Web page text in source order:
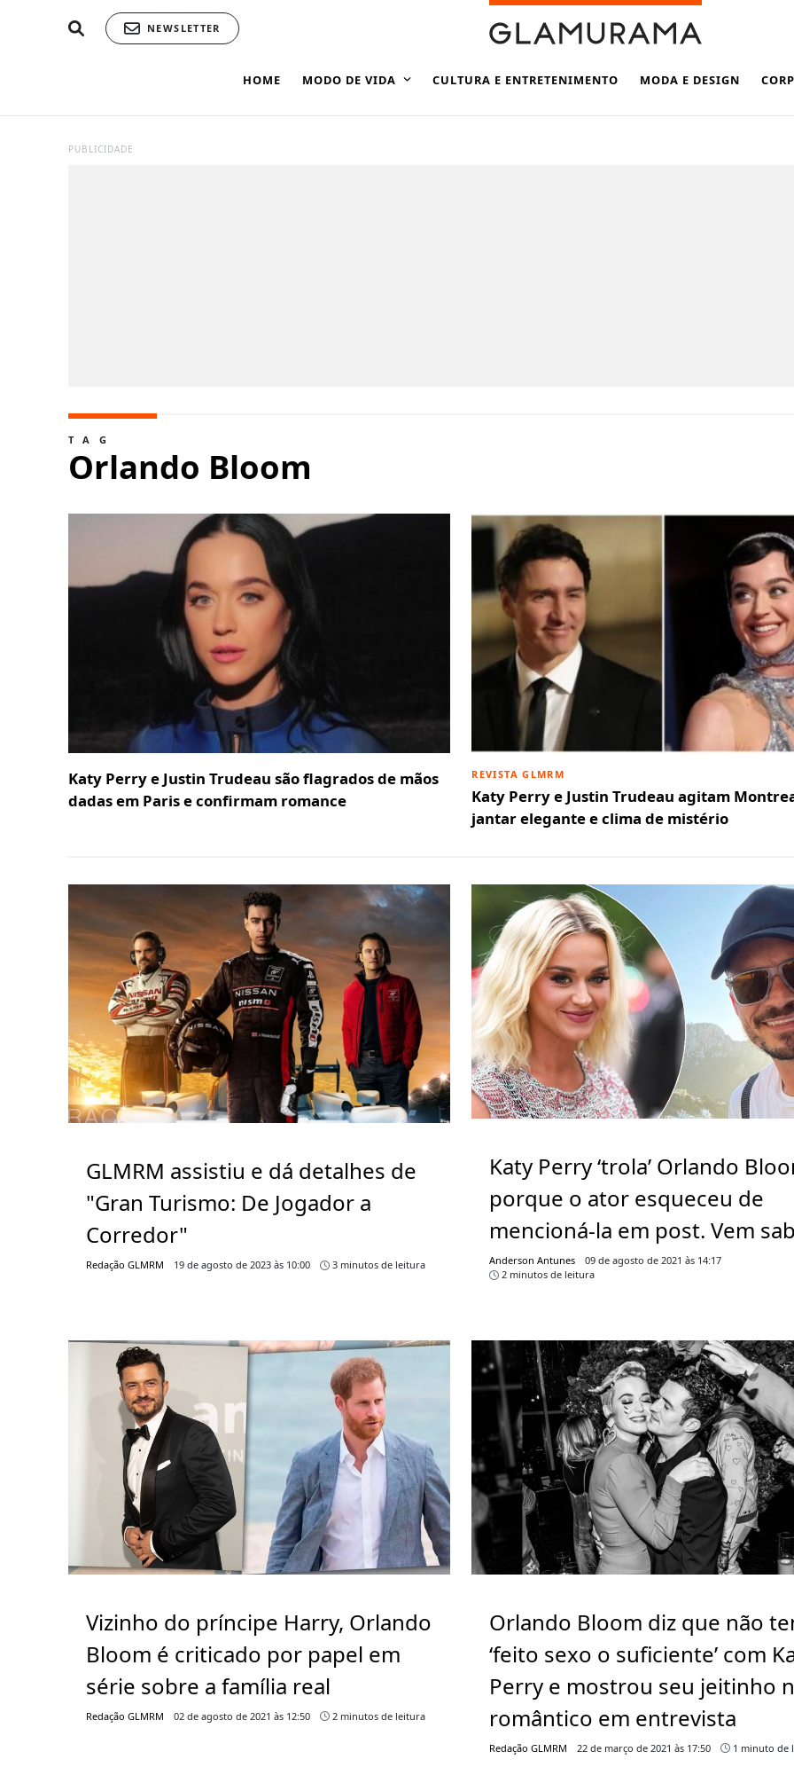
NEWSLETTER
HOME MODO DE VIDA CULTURA E ENTRETENIMENTO MODA E DESIGN
PUBLICIDADE
TAG
Orlando Bloom
Katy Perry e Justin Trudeau são flagrados de mãos
dadas em Paris e confirmam romance
REVISTA GLMRM
Katy Perry e Justin Trudeau agitam
jantar elegante e clima de mistério
GLMRM assistiu e dá detalhes de
"Gran Turismo: De Jogador a
Corredor"
Redação GLMRM 19 de agosto de 2023 às 10:00 3 minutos de leitura
Katy Perry ‘trola’ Orlando
porque o ator esqueceu de
mencioná-la em post. Vem
Anderson Antunes
09 de agosto de 2021 às 14:17
2 minutos de leitura
Vizinho do príncipe Harry, Orlando
Bloom é criticado por papel em
série sobre a família real
Redação GLMRM 02 de agosto de 2021 às 12:50 2 minutos de leitura
Orlando Bloom diz que não
‘feito sexo o suficiente’ com
Perry e mostrou seu jeitinho
romântico em entrevista
Redação GLMRM 22 de março de 2021 às 17:50 1 minuto de